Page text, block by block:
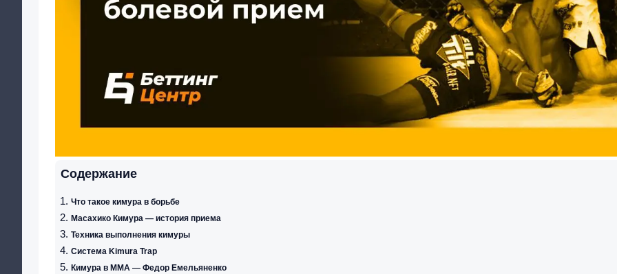
Содержание
Что такое кимура в борьбе
Масахико Кимура — история приема
Техника выполнения кимуры
Система Kimura Trap
Кимура в ММА — Федор Емельяненко